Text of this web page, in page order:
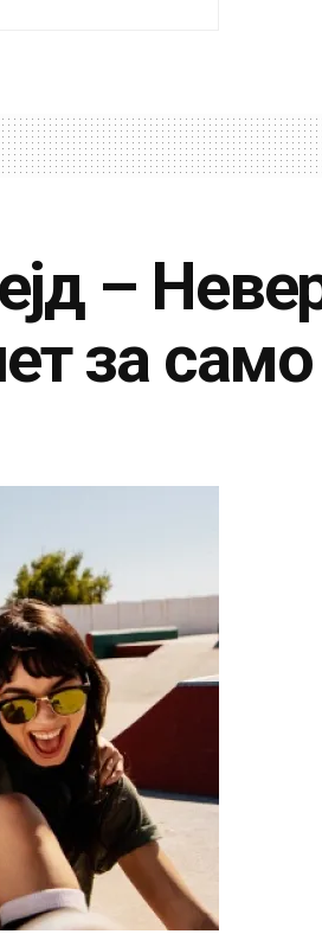
–
за